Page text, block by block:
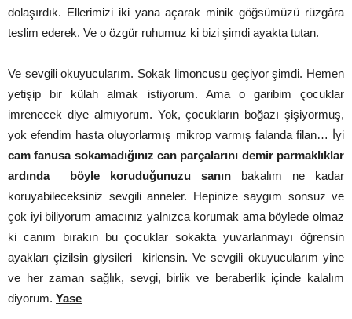
dolaşırdık. Ellerimizi iki yana açarak minik göğsümüzü rüzgâra
teslim ederek. Ve o özgür ruhumuz ki bizi şimdi ayakta tutan.
Ve sevgili okuyucularım. Sokak limoncusu geçiyor şimdi. Hemen
yetişip bir külah almak istiyorum. Ama o garibim çocuklar
imrenecek diye almıyorum. Yok, çocukların boğazı şişiyormuş,
yok efendim hasta oluyorlarmış mikrop varmış falanda filan… İyi
cam fanusa sokamadığınız can parçalarını demir parmaklıklar
ardında böyle koruduğunuzu sanın bakalım ne kadar
koruyabileceksiniz sevgili anneler. Hepinize saygım sonsuz ve
çok iyi biliyorum amacınız yalnızca korumak ama böylede olmaz
ki canım bırakın bu çocuklar sokakta yuvarlanmayı öğrensin
ayakları çizilsin giysileri kirlensin. Ve sevgili okuyucularım yine
ve her zaman sağlık, sevgi, birlik ve beraberlik içinde kalalım
diyorum. Yase